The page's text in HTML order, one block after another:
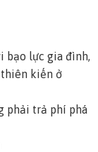
bạo lực gia đình,
kiến ở
phải trả phí phá